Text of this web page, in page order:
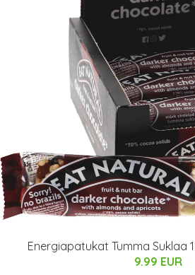
Energiapatukat Tumma Suklaa
9.99 EUR